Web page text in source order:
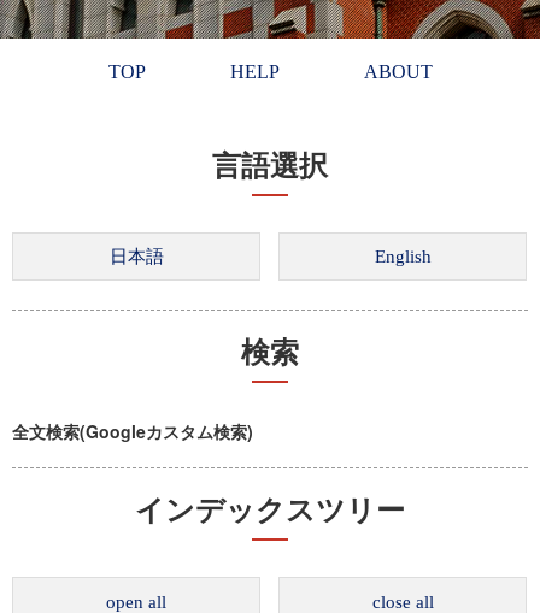
TOP HELP ABOUT
言語選択
検索
全文検索(Googleカスタム検索)
インデックスツリー
open all close all